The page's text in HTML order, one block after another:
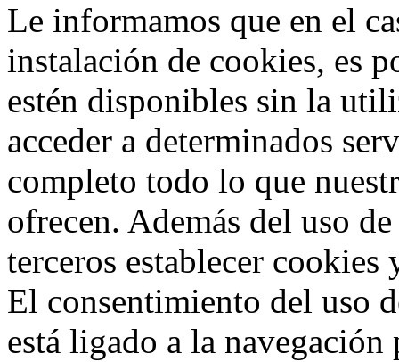
Le informamos que en el
instalación de cookies, es
estén disponibles sin la
acceder a determinados
completo todo lo que
ofrecen. Además del uso
terceros establecer cookies
El consentimiento del uso
está ligado a la navegación